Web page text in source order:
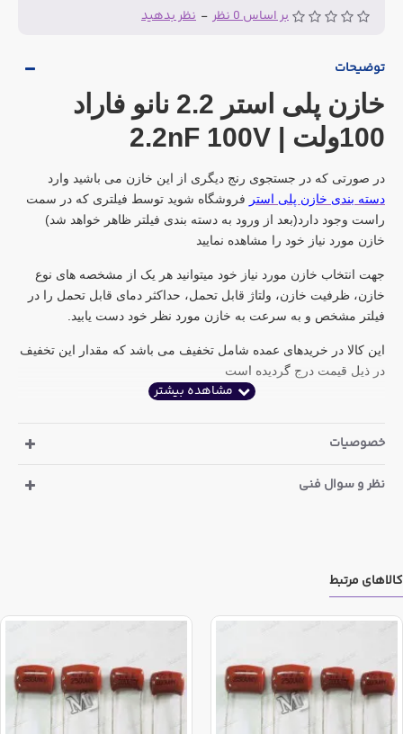
بر اساس 0 نظر - نظر بدهید
توضیحات
خازن پلی استر 2.2 نانو فاراد
100ولت | 2.2nF 100V
در صورتی که در جستجوی رنج دیگری از این خازن می باشید وارد
دسته بندی خازن پلی استر فروشگاه شوید توسط فیلتری که در سمت
راست وجود دارد(بعد از ورود به دسته بندی فیلتر ظاهر خواهد شد)
خازن مورد نیاز خود را مشاهده نمایید
جهت انتخاب خازن مورد نیاز خود میتوانید هر یک از مشخصه های نوع
خازن، ظرفیت خازن، ولتاژ قابل تحمل، حداکثر دمای قابل تحمل را در
فیلتر مشخص و به سرعت به خازن مورد نظر خود دست یابید.
این کالا در خریدهای عمده شامل تخفیف می باشد که مقدار این تخفیف
در ذیل قیمت درج گردیده است
خصوصیات
نظر و سوال فنی
کالاهای مرتبط